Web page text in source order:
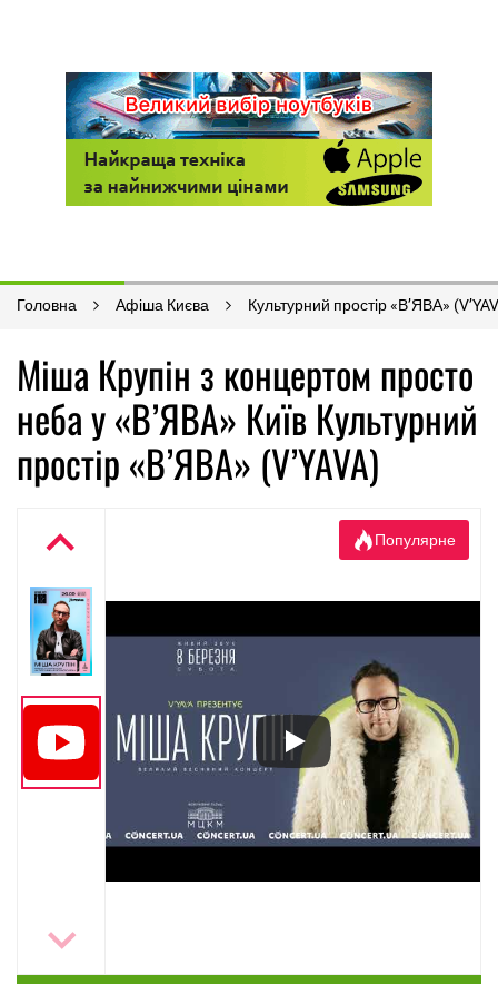
Головна Афіша Києва Культурний простір «В’ЯВА»
Міша Крупін з концертом просто
неба у «В’ЯВА» Київ Культурний
простір «В’ЯВА» (V’YAVA)
Популярне